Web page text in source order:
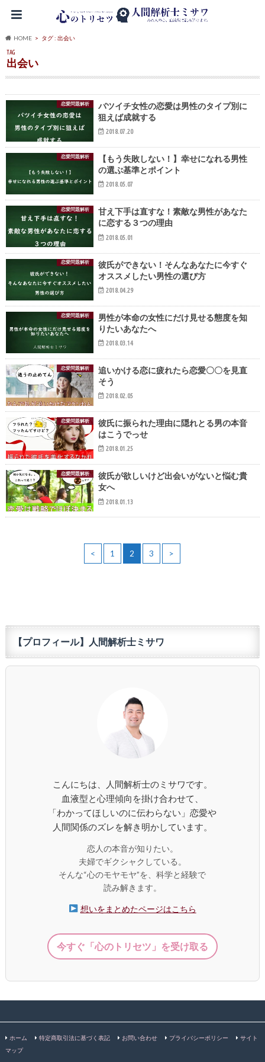
HOME タグ : 出会い
TAG
出会い
恋愛問題解析
バツイチ女性の恋愛は男性のタイプ別に
狙えば成就する
2018.07.20
恋愛問題解析
【もう失敗しない！】幸せになれる男性
の選ぶ基準とポイント
2018.05.07
恋愛問題解析
甘え下手は直すな！素敵な男性があなた
に恋する３つの理由
2018.05.01
恋愛問題解析
彼氏ができない！そんなあなたに今すぐ
オススメしたい男性の選び方
2018.04.29
恋愛問題解析
男性が本命の女性にだけ見せる態度を知
りたいあなたへ
2018.03.14
恋愛問題解析
追いかける恋に疲れたら恋愛〇〇を見直
そう
2018.02.05
恋愛問題解析
彼氏に振られた理由に隠れとる男の本音
はこうでっせ
2018.01.25
恋愛問題解析
彼氏が欲しいけど出会いがないと悩む貴
女へ
2018.01.13
< 1 2 3 >
【プロフィール】人間解析士ミサワ
こんにちは、人間解析士のミサワです。
血液型と心理傾向を掛け合わせて、
「わかってほしいのに伝わらない」恋愛や
人間関係のズレを解き明かしています。
恋人の本音が知りたい。
夫婦でギクシャクしている。
そんな“心のモヤモヤ”を、科学と経験で
読み解きます。
想いをまとめたページはこちら
今すぐ「心のトリセツ」を受け取る
ホーム 特定商取引法に基づく表記 お問い合わせ プライバシーポリシー
サイト
マップ